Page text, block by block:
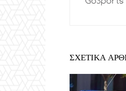
ΣΧΕΤΙΚΆ